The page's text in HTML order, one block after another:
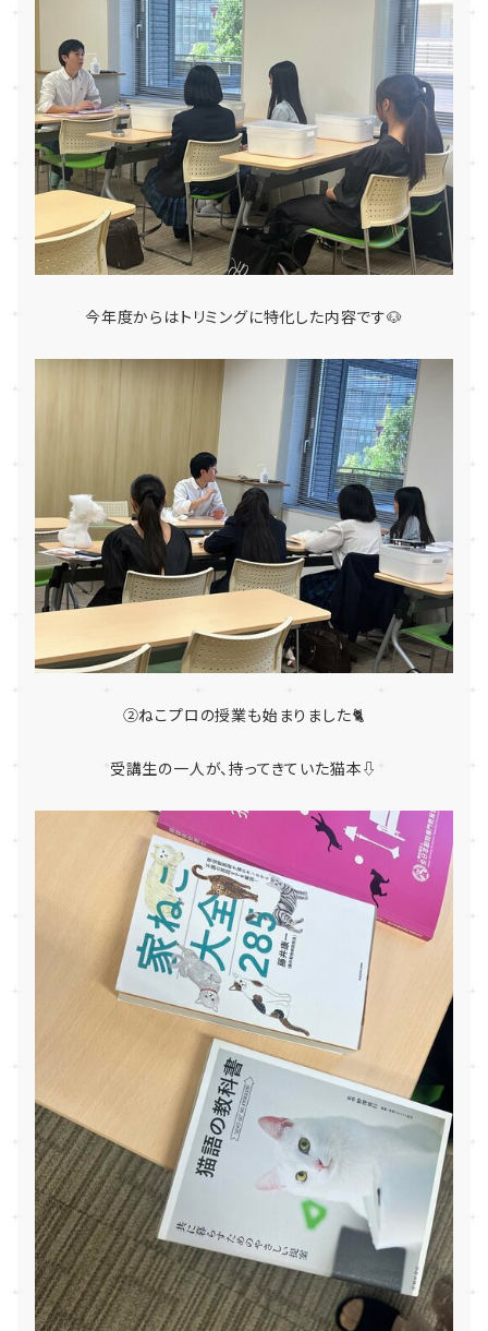
今年度からはトリミングに特化した内容です🐶
②ねこプロの授業も始まりました🐈
受講生の一人が、持ってきていた猫本⇩